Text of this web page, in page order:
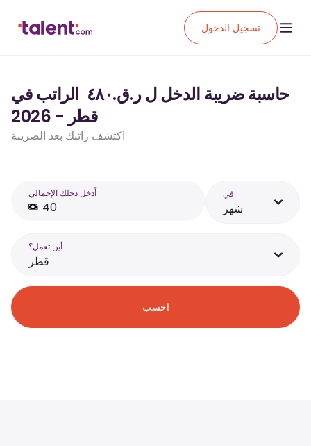
تسجيل الدخول
حاسبة ضريبة الدخل ل ر.ق.‏٤٨٠ ‏ الراتب في
قطر - 2026
اكتشف راتبك بعد الضريبة
أَدخل دخلك الإجمالي في
شهر
أين تعمل؟
قطر
احسب